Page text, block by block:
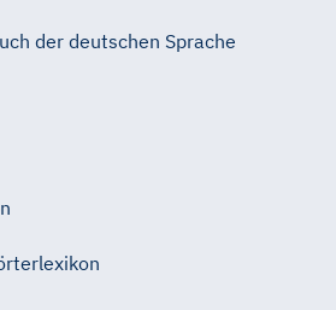
der deutschen Sprache